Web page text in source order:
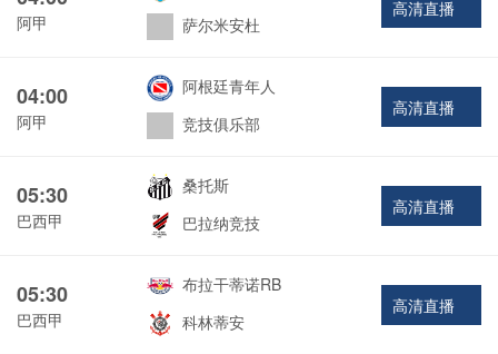
阿甲
萨尔米安杜
高清直播
04:00
阿甲
阿根廷青年人
竞技俱乐部
高清直播
05:30
巴西甲
桑托斯
巴拉纳竞技
高清直播
05:30
巴西甲
布拉干蒂诺RB
科林蒂安
高清直播